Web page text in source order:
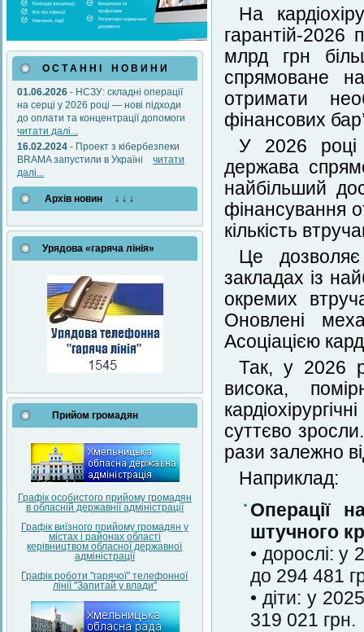
О С Т А Н Н І Н О В И Н И
01.06.2026 - НСЗУ: складні операції
на серці у 2026 році — нові підходи
до оплати та концентрації допомоги
читати далі...
16.02.2024 - Проект з кібербезпеки
BRAMA запустили в Україні читати
далі...
Архів новин ↓ ↓ ↓
Урядова «гаряча лінія»
Прийом громадян
Графік особистого прийому громадян
в обласній державнії адміністрації
Графік виїзного прийому громадян у
містах і районах області
керівництвом обласної державної
адміністрації
Графік роботи "гарячої" телефонної
лінії "Запитай у влади"
На
гарантій-
млрд грн
спрямоване
отримати
фінансових
У 2026 році
держава
найбільший
фінансування
кількість
Це
закладах із
окремих
Оновлені
Асоціацією
Так, у 2026
висока,
суттєво
рази залежно
Наприклад:
Операції
штучного
• дорослі: у
до 294 481
• діти: у
319 021 грн.